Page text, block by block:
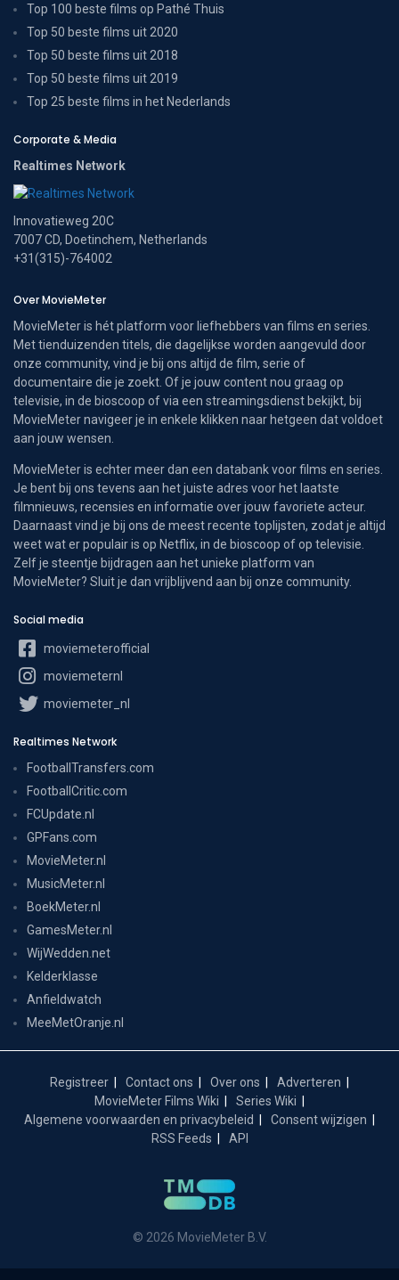
Top 100 beste films op Pathé Thuis
Top 50 beste films uit 2020
Top 50 beste films uit 2018
Top 50 beste films uit 2019
Top 25 beste films in het Nederlands
Corporate & Media
Realtimes Network
Innovatieweg 20C
7007 CD, Doetinchem, Netherlands
+31(315)-764002
Over MovieMeter
MovieMeter is hét platform voor liefhebbers van films en series.
Met tienduizenden titels, die dagelijkse worden aangevuld door
onze community, vind je bij ons altijd de film, serie of
documentaire die je zoekt. Of je jouw content nou graag op
televisie, in de bioscoop of via een streamingsdienst bekijkt, bij
MovieMeter navigeer je in enkele klikken naar hetgeen dat voldoet
aan jouw wensen.
MovieMeter is echter meer dan een databank voor films en series.
Je bent bij ons tevens aan het juiste adres voor het laatste
filmnieuws, recensies en informatie over jouw favoriete acteur.
Daarnaast vind je bij ons de meest recente toplijsten, zodat je altijd
weet wat er populair is op Netflix, in de bioscoop of op televisie.
Zelf je steentje bijdragen aan het unieke platform van
MovieMeter? Sluit je dan vrijblijvend aan bij onze community.
Social media
moviemeterofficial
moviemeternl
moviemeter_nl
Realtimes Network
FootballTransfers.com
FootballCritic.com
FCUpdate.nl
GPFans.com
MovieMeter.nl
MusicMeter.nl
BoekMeter.nl
GamesMeter.nl
WijWedden.net
Kelderklasse
Anfieldwatch
MeeMetOranje.nl
Registreer Contact ons Over ons
Adverteren
MovieMeter Films Wiki
Series Wiki
Algemene voorwaarden en privacybeleid
Consent wijzigen
RSS Feeds
API
© 2026 MovieMeter B.V.